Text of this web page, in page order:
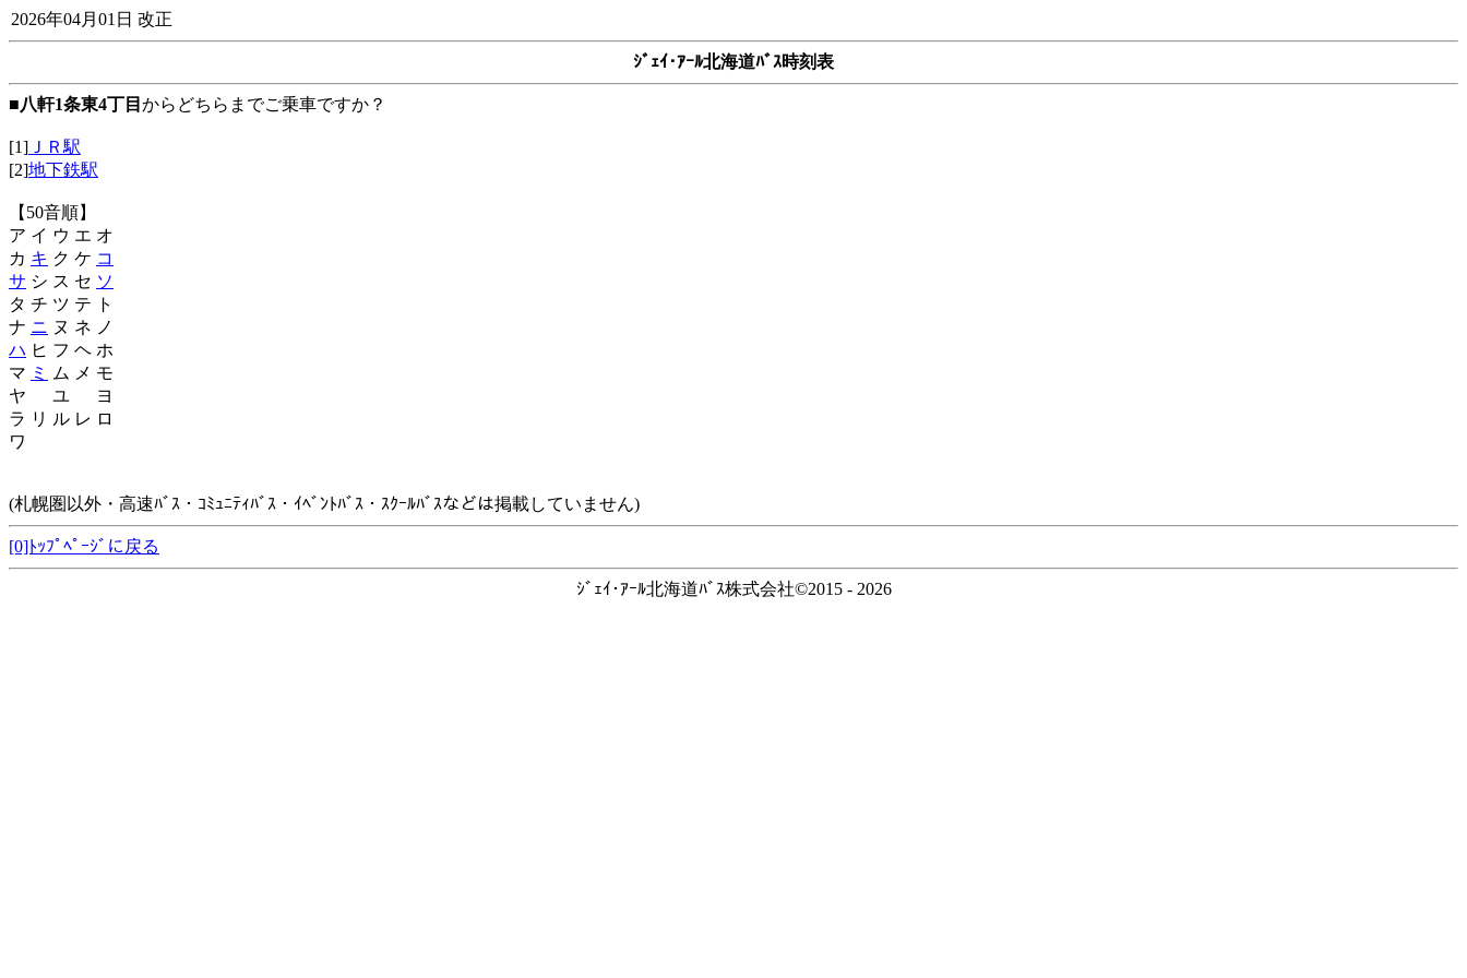
2026年04月01日 改正
ｼﾞｪｲ･ｱｰﾙ北海道ﾊﾞｽ時刻表
■八軒1条東4丁目 からどちらまでご乗車ですか？
[1] ＪＲ駅
[2]地下鉄駅
【50音順】
ア イ ウ エ オ
カ キ ク ケ コ
サ シ ス セ ソ
タ チ ツ テ ト
ナ ニ ヌ ネ ノ
ハ ヒ フ ヘ ホ
マ ミ
ム メ モ
ヤ ユ ヨ
ラ リ ル レ ロ
ワ
(札幌圏以外・高速ﾊﾞｽ・ｺﾐｭﾆﾃｨﾊﾞｽ・ｲﾍﾞﾝﾄﾊﾞｽ・ｽｸｰﾙﾊﾞｽなどは掲載していません)
[0]ﾄｯﾌﾟﾍﾟｰｼﾞに戻る
ｼﾞｪｲ･ｱｰﾙ北海道ﾊﾞｽ株式会社©2015 - 2026